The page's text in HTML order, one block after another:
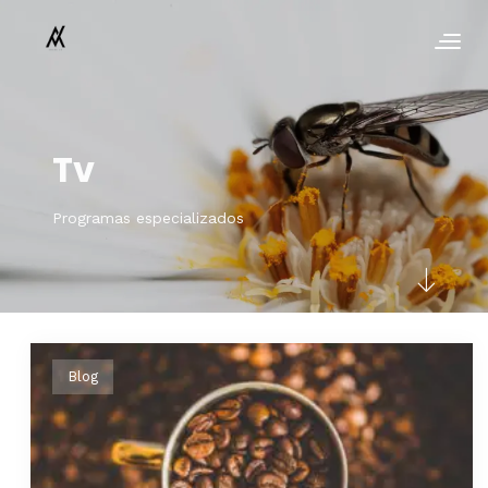
Tv
Programas especializados
Blog